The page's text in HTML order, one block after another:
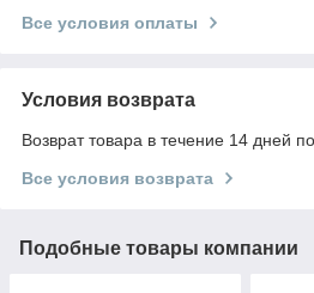
Все условия оплаты
Условия возврата
Возврат товара в течение 14 дней
Все условия возврата
Подобные товары компании